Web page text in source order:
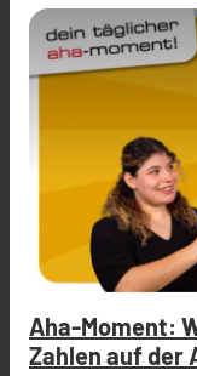
Aha-Moment:
Zahlen auf der